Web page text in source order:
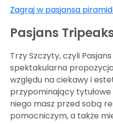
Zagraj w pasjansa
Pasjans
Trzy Szczyty, czyli
spektakularna
względu na ciekawy i
przypominający
niego masz przed sobą
pomocniczym, a także